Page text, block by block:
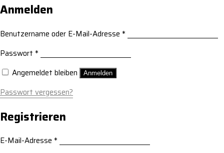
Anmelden
Benutzername oder E-Mail-Adresse *
Passwort *
Angemeldet bleiben
Anmelden
Passwort vergessen?
Registrieren
E-Mail-Adresse *